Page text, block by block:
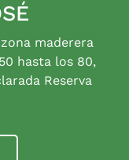
maderera
hasta los 80,
Reserva